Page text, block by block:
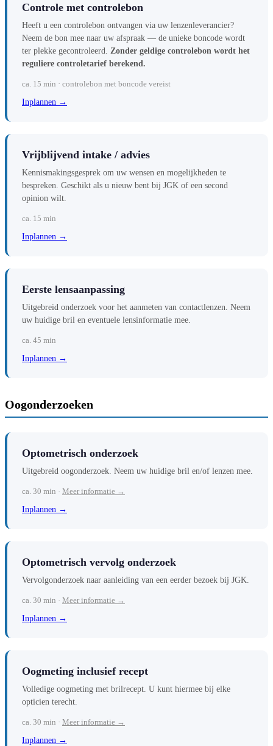
Controle met controlebon
Heeft u een controlebon ontvangen via uw lenzenleverancier?
Neem de bon mee naar uw afspraak — de unieke boncode wordt
ter plekke gecontroleerd. Zonder geldige controlebon wordt het
reguliere controletarief berekend.
ca. 15 min · controlebon met boncode vereist
Inplannen →
Vrijblijvend intake / advies
Kennismakingsgesprek om uw wensen en mogelijkheden te
bespreken. Geschikt als u nieuw bent bij JGK of een second
opinion wilt.
ca. 15 min
Inplannen →
Eerste lensaanpassing
Uitgebreid onderzoek voor het aanmeten van contactlenzen. Neem
uw huidige bril en eventuele lensinformatie mee.
ca. 45 min
Inplannen →
Oogonderzoeken
Optometrisch onderzoek
Uitgebreid oogonderzoek. Neem uw huidige bril en/of lenzen mee.
ca. 30 min · Meer informatie →
Inplannen →
Optometrisch vervolg onderzoek
Vervolgonderzoek naar aanleiding van een eerder bezoek bij JGK.
ca. 30 min · Meer informatie →
Inplannen →
Oogmeting inclusief recept
Volledige oogmeting met brilrecept. U kunt hiermee bij elke
opticien terecht.
ca. 30 min · Meer informatie →
Inplannen →